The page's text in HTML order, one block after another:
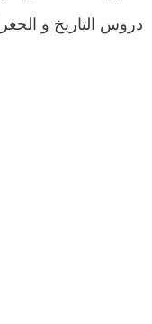
دروس التاريخ و